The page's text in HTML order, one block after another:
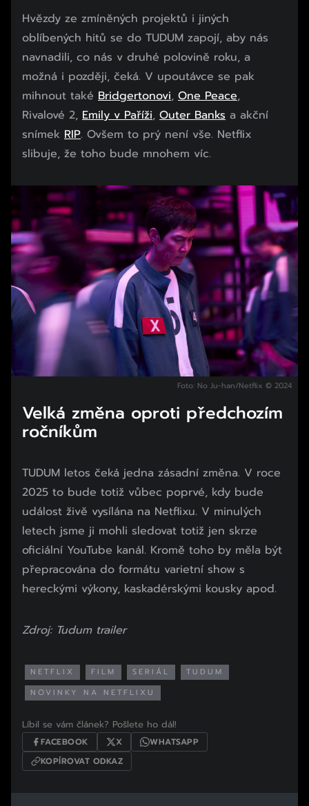
Hvězdy ze zmíněných projektů i jiných
oblíbených hitů se do TUDUM zapojí, aby nás
navnadili, co nás v druhé polovině roku, a
možná i později, čeká. V upoutávce se pak
mihnout také Bridgertonovi, One Peace,
Rivalové 2, Emily v Paříži, Outer Banks a akční
snímek RIP. Ovšem to prý není vše. Netflix
slibuje, že toho bude mnohem víc.
Foto: No Ju-han/Netflix © 2024
Velká změna oproti předchozím
ročníkům
TUDUM letos čeká jedna zásadní změna. V roce
2025 to bude totiž vůbec poprvé, kdy bude
událost živě vysílána na Netflixu. V minulých
letech jsme ji mohli sledovat totiž jen skrze
oficiální YouTube kanál. Kromě toho by měla být
přepracována do formátu varietní show s
hereckými výkony, kaskadérskými kousky apod.
Zdroj: Tudum trailer
NETFLIX FILM SERIÁL
TUDUM
NOVINKY NA NETFLIXU
Líbil se vám článek? Pošlete ho dál!
FACEBOOK X
WHATSAPP
KOPÍROVAT ODKAZ